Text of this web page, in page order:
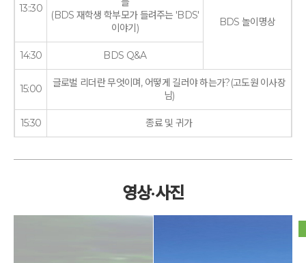
13::30
(BDS 재학생 학부모가 들려주는 'BDS'
이야기)
BDS 놀이명상
14:30 BDS Q&A
15:00
글로벌 리더란 무엇이며, 어떻게 길러야 하는가?(고도원 이사장
님)
15:30 종료 및 귀가
영상·사진